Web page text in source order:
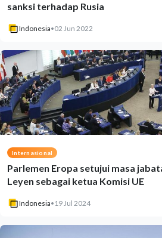
sanksi terhadap Rusia
Indonesia•02 Jun 2022
Internasional
Parlemen Eropa setujui masa
Leyen sebagai ketua Komisi UE
Indonesia• 19 Jul 2024